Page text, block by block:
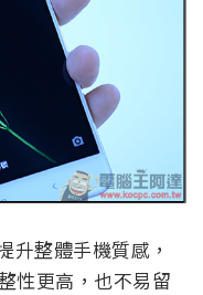
升整體手機質感，
性更高，也不易留